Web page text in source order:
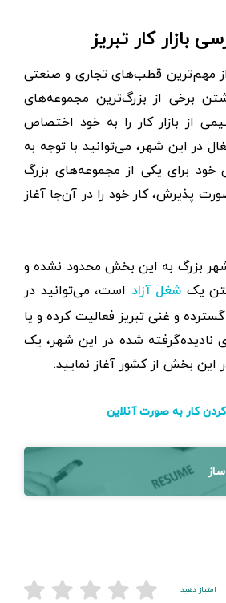
بازار کار تبریز
مهم‌ترین قطب‌های تجاری و صنعتی
برخی از بزرگ‌ترین مجموعه‌های
از بازار کار را به خود اختصاص
در این شهر، می‌توانید با توجه به
برای یکی از مجموعه‌های بزرگ
پذیرش، کار خود را در آن‌جا آغاز
شهر بزرگ به این بخش محدود نشده و
یک شغل آزاد است، می‌توانید در
و غنی تبریز فعالیت کرده و یا
نادیده‌گرفته شده در این شهر، یک
این بخش از کشور آغاز نمایید.
کار به صورت آنلاین
امتیاز دهید